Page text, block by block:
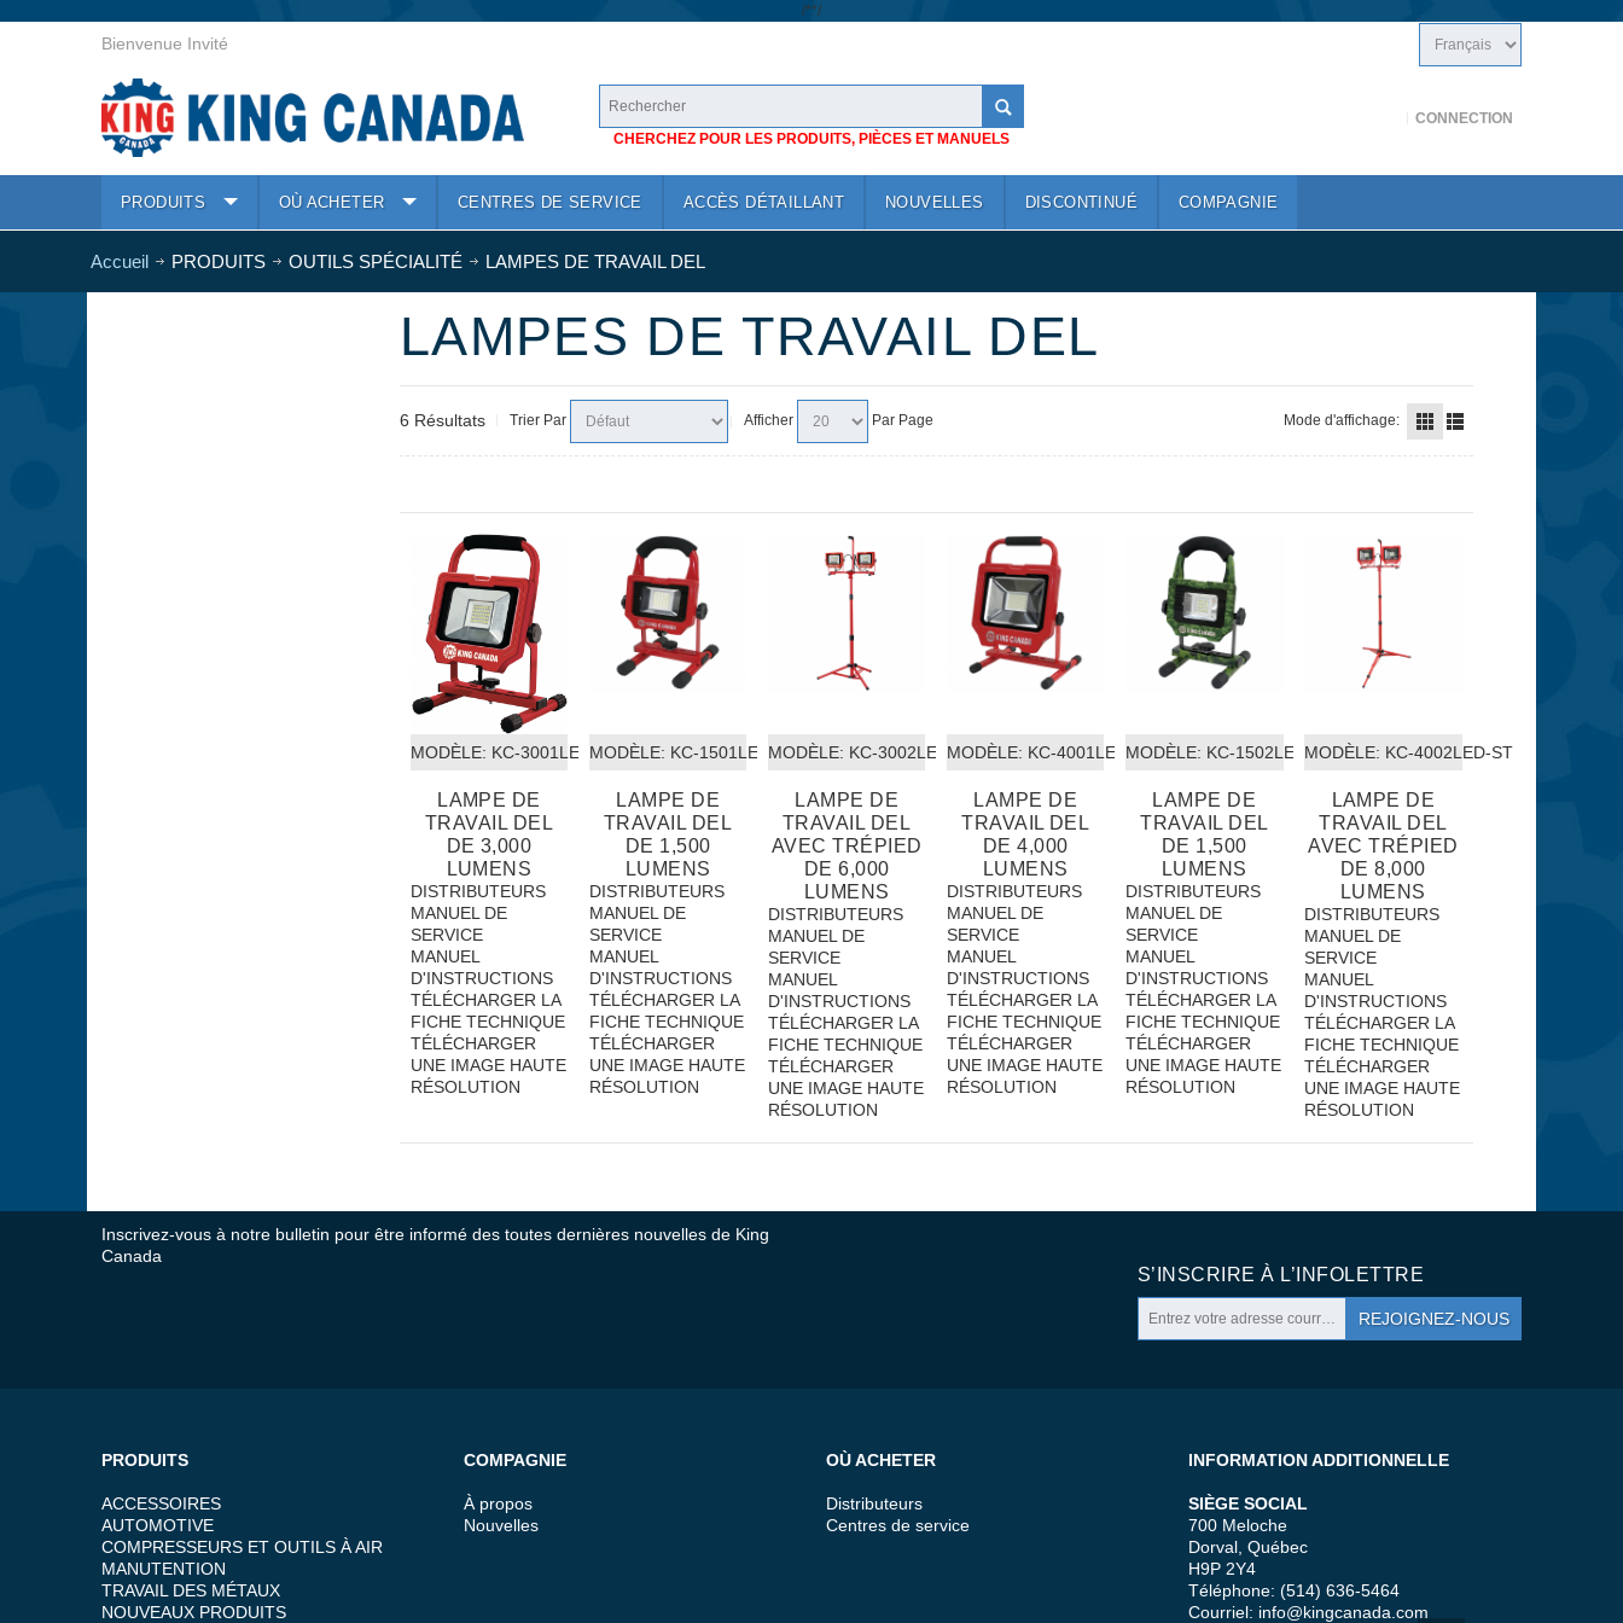
/**/
Bienvenue Invité
CHERCHEZ POUR LES PRODUITS, PIÈCES ET MANUELS
CONNECTION
PRODUITS OÙ ACHETER CENTRES DE SERVICE ACCÈS DÉTAILLANT NOUVELLES DISCONTINUÉ COMPAGNIE
Accueil PRODUITS OUTILS SPÉCIALITÉ LAMPES DE TRAVAIL DEL
LAMPES DE TRAVAIL DEL
6 Résultats Trier Par Afficher Par Page Mode d'affichage:
MODÈLE: KC-3001LED
LAMPE DE
TRAVAIL DEL
DE 3,000
LUMENS
DISTRIBUTEURS
MANUEL DE
SERVICE
MANUEL
D'INSTRUCTIONS
TÉLÉCHARGER LA
FICHE TECHNIQUE
TÉLÉCHARGER
UNE IMAGE HAUTE
RÉSOLUTION
MODÈLE: KC-1501LED
LAMPE DE
TRAVAIL DEL
DE 1,500
LUMENS
DISTRIBUTEURS
MANUEL DE
SERVICE
MANUEL
D'INSTRUCTIONS
TÉLÉCHARGER LA
FICHE TECHNIQUE
TÉLÉCHARGER
UNE IMAGE HAUTE
RÉSOLUTION
MODÈLE: KC-3002LED-ST
LAMPE DE
TRAVAIL DEL
AVEC TRÉPIED
DE 6,000
LUMENS
DISTRIBUTEURS
MANUEL DE
SERVICE
MANUEL
D'INSTRUCTIONS
TÉLÉCHARGER LA
FICHE TECHNIQUE
TÉLÉCHARGER
UNE IMAGE HAUTE
RÉSOLUTION
MODÈLE: KC-4001LED
LAMPE DE
TRAVAIL DEL
DE 4,000
LUMENS
DISTRIBUTEURS
MANUEL DE
SERVICE
MANUEL
D'INSTRUCTIONS
TÉLÉCHARGER LA
FICHE TECHNIQUE
TÉLÉCHARGER
UNE IMAGE HAUTE
RÉSOLUTION
MODÈLE: KC-1502LED-C
LAMPE DE
TRAVAIL DEL
DE 1,500
LUMENS
DISTRIBUTEURS
MANUEL DE
SERVICE
MANUEL
D'INSTRUCTIONS
TÉLÉCHARGER LA
FICHE TECHNIQUE
TÉLÉCHARGER
UNE IMAGE HAUTE
RÉSOLUTION
MODÈLE: KC-4002LED-ST
LAMPE DE
TRAVAIL DEL
AVEC TRÉPIED
DE 8,000
LUMENS
DISTRIBUTEURS
MANUEL DE
SERVICE
MANUEL
D'INSTRUCTIONS
TÉLÉCHARGER LA
FICHE TECHNIQUE
TÉLÉCHARGER
UNE IMAGE HAUTE
RÉSOLUTION
Inscrivez-vous à notre bulletin pour être informé des toutes dernières nouvelles de King
Canada
S’INSCRIRE À L’INFOLETTRE
REJOIGNEZ-NOUS
PRODUITS
ACCESSOIRES
AUTOMOTIVE
COMPRESSEURS ET OUTILS À AIR
MANUTENTION
TRAVAIL DES MÉTAUX
NOUVEAUX PRODUITS
COMPAGNIE
À propos
Nouvelles
OÙ ACHETER
Distributeurs
Centres de service
INFORMATION ADDITIONNELLE
SIÈGE SOCIAL
700 Meloche
Dorval, Québec
H9P 2Y4
Téléphone: (514) 636-5464
Courriel: info@kingcanada.com